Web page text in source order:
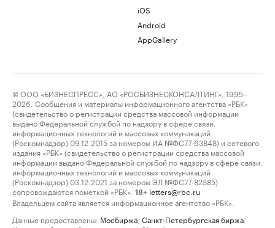
iOS
Android
AppGallery
© ООО «БИЗНЕСПРЕСС», АО «РОСБИЗНЕСКОНСАЛТИНГ», 1995–
2026. Сообщения и материалы информационного агентства «РБК»
(свидетельство о регистрации средства массовой информации
выдано Федеральной службой по надзору в сфере связи,
информационных технологий и массовых коммуникаций
(Роскомнадзор) 09.12.2015 за номером ИА №ФС77-63848) и сетевого
издания «РБК» (свидетельство о регистрации средства массовой
информации выдано Федеральной службой по надзору в сфере связи,
информационных технологий и массовых коммуникаций
(Роскомнадзор) 03.12.2021 за номером ЭЛ №ФС77-82385)
сопровождаются пометкой «РБК».
18+ letters@rbc.ru
Владельцем сайта является информационное агентство «РБК».
Данные предоставлены: Мосбиржа Санкт-Петербургская биржа